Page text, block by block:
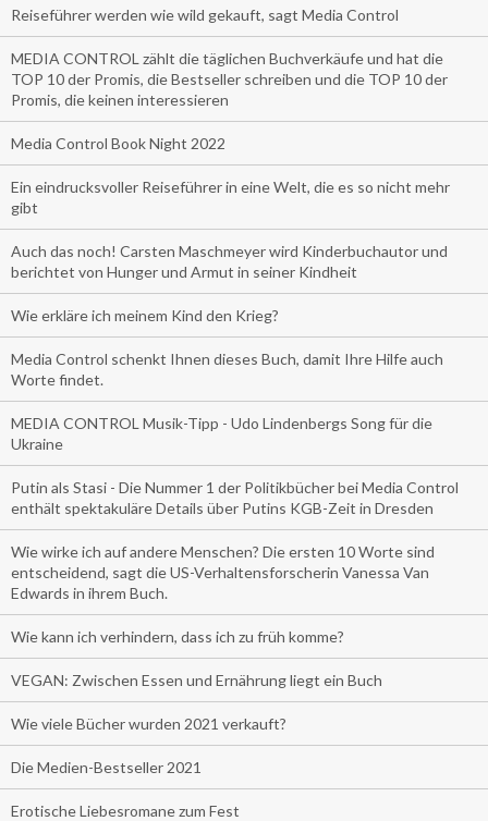
Reiseführer werden wie wild gekauft, sagt Media Control
MEDIA CONTROL zählt die täglichen Buchverkäufe und hat die
TOP 10 der Promis, die Bestseller schreiben und die TOP 10 der
Promis, die keinen interessieren
Media Control Book Night 2022
Ein eindrucksvoller Reiseführer in eine Welt, die es so nicht mehr
gibt
Auch das noch! Carsten Maschmeyer wird Kinderbuchautor und
berichtet von Hunger und Armut in seiner Kindheit
Wie erkläre ich meinem Kind den Krieg?
Media Control schenkt Ihnen dieses Buch, damit Ihre Hilfe auch
Worte findet.
MEDIA CONTROL Musik-Tipp - Udo Lindenbergs Song für die
Ukraine
Putin als Stasi - Die Nummer 1 der Politikbücher bei Media Control
enthält spektakuläre Details über Putins KGB-Zeit in Dresden
Wie wirke ich auf andere Menschen? Die ersten 10 Worte sind
entscheidend, sagt die US-Verhaltensforscherin Vanessa Van
Edwards in ihrem Buch.
Wie kann ich verhindern, dass ich zu früh komme?
VEGAN: Zwischen Essen und Ernährung liegt ein Buch
Wie viele Bücher wurden 2021 verkauft?
Die Medien-Bestseller 2021
Erotische Liebesromane zum Fest